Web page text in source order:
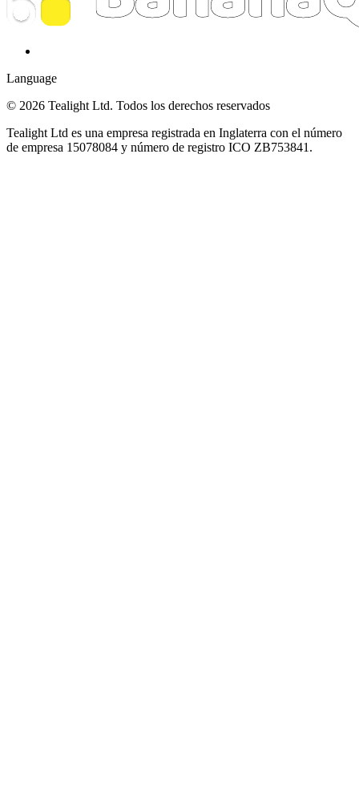
Language
© 2026 Tealight Ltd. Todos los derechos reservados
Tealight Ltd es una empresa registrada en Inglaterra con el número
de empresa 15078084 y número de registro ICO ZB753841.